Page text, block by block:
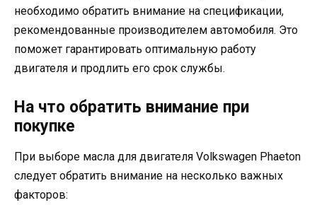
необходимо обратить внимание на спецификации,
рекомендованные производителем автомобиля. Это
поможет гарантировать оптимальную работу
двигателя и продлить его срок службы.
На что обратить внимание при
покупке
При выборе масла для двигателя Volkswagen Phaeton
следует обратить внимание на несколько важных
факторов: